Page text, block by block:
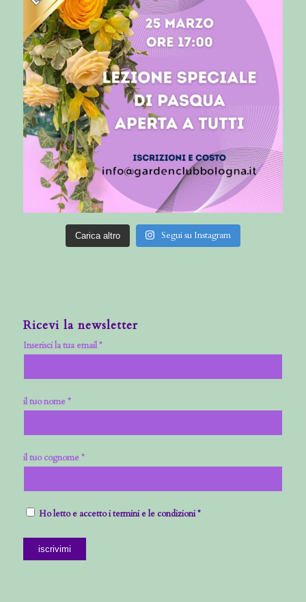
Carica altro Segui su Instagram
Ricevi la newsletter
Inserisci la tua email *
il tuo nome *
il tuo cognome *
Ho letto e accetto i termini e le condizioni *